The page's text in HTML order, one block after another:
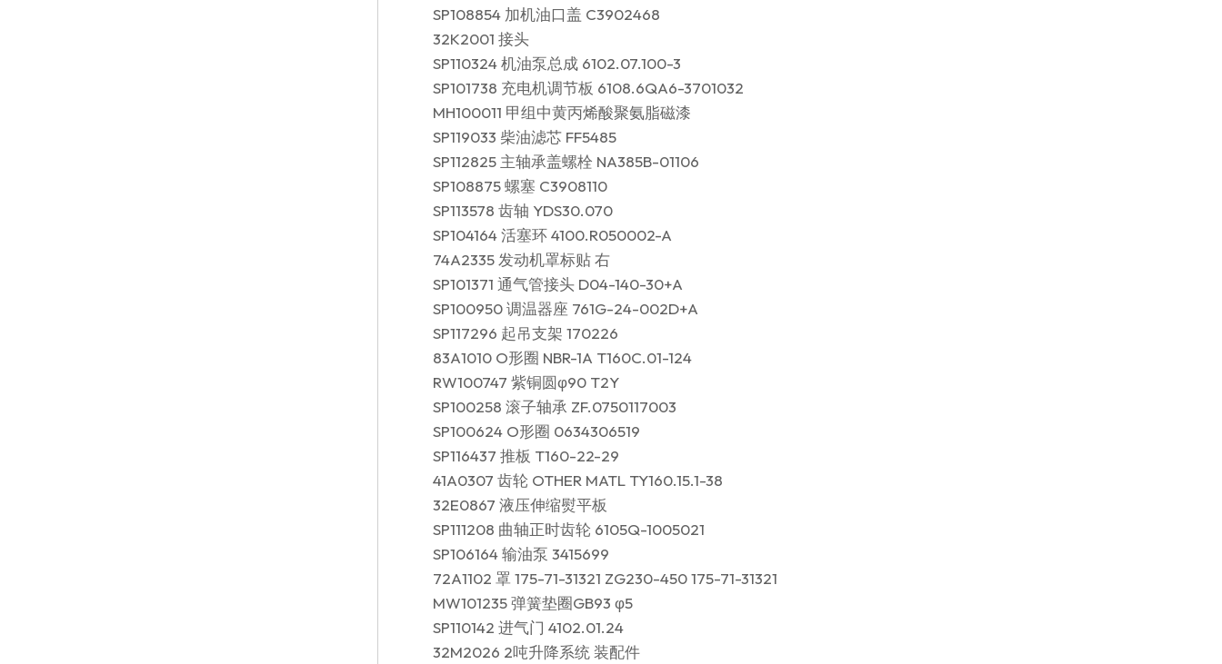
SP108854 加机油口盖 C3902468
32K2001 接头
SP110324 机油泵总成 6102.07.100-3
SP101738 充电机调节板 6108.6QA6-3701032
MH100011 甲组中黄丙烯酸聚氨脂磁漆
SP119033 柴油滤芯 FF5485
SP112825 主轴承盖螺栓 NA385B-01106
SP108875 螺塞 C3908110
SP113578 齿轴 YDS30.070
SP104164 活塞环 4100.R050002-A
74A2335 发动机罩标贴 右
SP101371 通气管接头 D04-140-30+A
SP100950 调温器座 761G-24-002D+A
SP117296 起吊支架 170226
83A1010 O形圈 NBR-1A T160C.01-124
RW100747 紫铜圆φ90 T2Y
SP100258 滚子轴承 ZF.0750117003
SP100624 O形圈 0634306519
SP116437 推板 T160-22-29
41A0307 齿轮 OTHER MATL TY160.15.1-38
32E0867 液压伸缩熨平板
SP111208 曲轴正时齿轮 6105Q-1005021
SP106164 输油泵 3415699
72A1102 罩 175-71-31321 ZG230-450 175-71-31321
MW101235 弹簧垫圈GB93 φ5
SP110142 进气门 4102.01.24
32M2026 2吨升降系统 装配件